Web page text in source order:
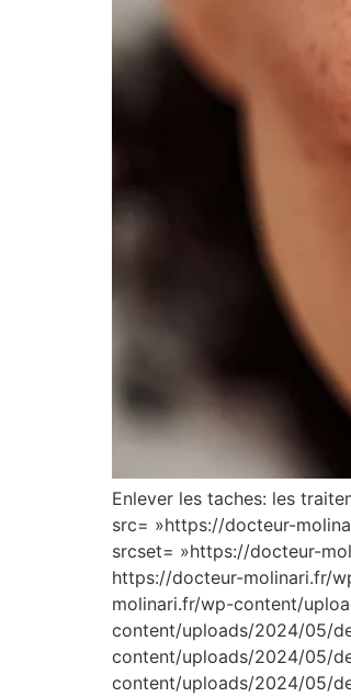
Enlever les taches: les
src= »https://docteur-
srcset= »https://docteur-
https://docteur-molinari.fr/
molinari.fr/wp-content/
content/uploads/2024/05/
content/uploads/2024/05/
content/uploads/2024/05/